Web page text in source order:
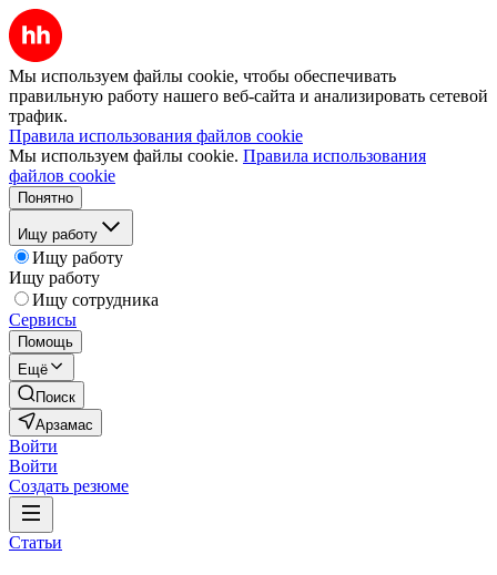
Мы используем файлы cookie, чтобы обеспечивать
правильную работу нашего веб-сайта и анализировать сетевой
трафик.
Правила использования файлов cookie
Мы используем файлы cookie. Правила использования
файлов cookie
Понятно
Ищу работу
Ищу работу
Ищу работу
Ищу сотрудника
Сервисы
Помощь
Ещё
Поиск
Арзамас
Войти
Войти
Создать резюме
Статьи